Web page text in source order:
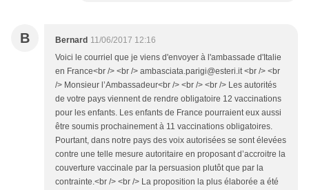
B Bernard 11/06/2017 12:16
Voici le courriel que je viens d'envoyer à l'ambassade d'Italie
en France<br /> <br /> ambasciata.parigi@esteri.it <br /> <br
/> Monsieur l’Ambassadeur<br /> <br /> <br /> Les autorités
de votre pays viennent de rendre obligatoire 12 vaccinations
pour les enfants. Les enfants de France pourraient eux aussi
être soumis prochainement à 11 vaccinations obligatoires.
Pourtant, dans notre pays des voix autorisées se sont élevées
contre une telle mesure autoritaire en proposant d’accroitre la
couverture vaccinale par la persuasion plutôt que par la
contrainte.<br /> <br /> La proposition la plus élaborée a été